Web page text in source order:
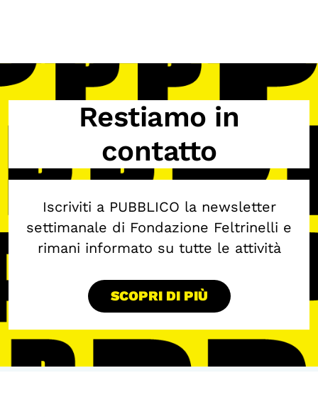
Podcast
OLTRE LA SCUOLA
Attività per bambine e bambini
Programmi per le scuole
Classici del Pensiero Politico
Master e Executive Program
Restiamo in
contatto
Iscriviti a PUBBLICO la newsletter
settimanale di Fondazione Feltrinelli e
rimani informato su tutte le attività
SCOPRI DI PIÙ